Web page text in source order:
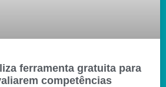
ferramenta gratuita para
competências